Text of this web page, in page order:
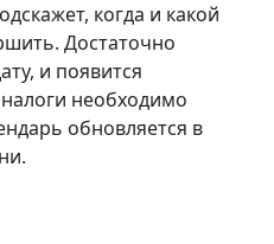
когда и какой
Достаточно
и появится
необходимо
обновляется в